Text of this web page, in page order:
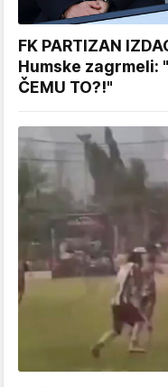
FK PARTIZAN
Humske zagrmeli:
ČEMU TO?!"